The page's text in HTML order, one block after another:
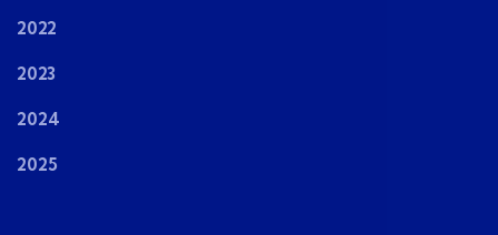
2022
2023
2024
2025